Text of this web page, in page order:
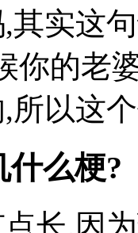
其实这
你的老
所以这
什么梗?
长,因